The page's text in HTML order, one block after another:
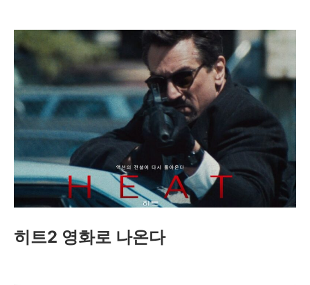
히트2 영화로 나온다